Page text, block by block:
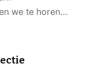
we te horen...